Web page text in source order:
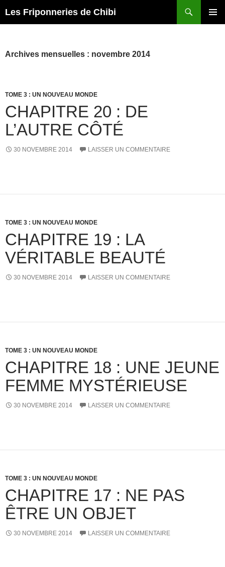
Les Friponneries de Chibi
Archives mensuelles : novembre 2014
TOME 3 : UN NOUVEAU MONDE
CHAPITRE 20 : DE
L’AUTRE CÔTÉ
30 NOVEMBRE 2014 LAISSER UN COMMENTAIRE
TOME 3 : UN NOUVEAU MONDE
CHAPITRE 19 : LA
VÉRITABLE BEAUTÉ
30 NOVEMBRE 2014 LAISSER UN COMMENTAIRE
TOME 3 : UN NOUVEAU MONDE
CHAPITRE 18 : UNE JEUNE
FEMME MYSTÉRIEUSE
30 NOVEMBRE 2014 LAISSER UN COMMENTAIRE
TOME 3 : UN NOUVEAU MONDE
CHAPITRE 17 : NE PAS
ÊTRE UN OBJET
30 NOVEMBRE 2014 LAISSER UN COMMENTAIRE